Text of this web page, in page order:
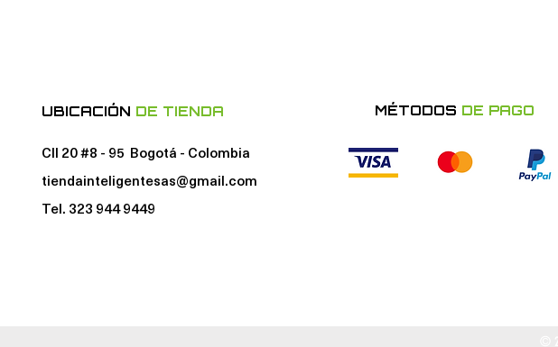
UBICACIÓN DE TIENDA
Cll 20 #8 - 95 Bogotá - Colombia
tiendainteligentesas@gmail.com
Tel. 323 944 9449
MÉTODOS DE PAGO